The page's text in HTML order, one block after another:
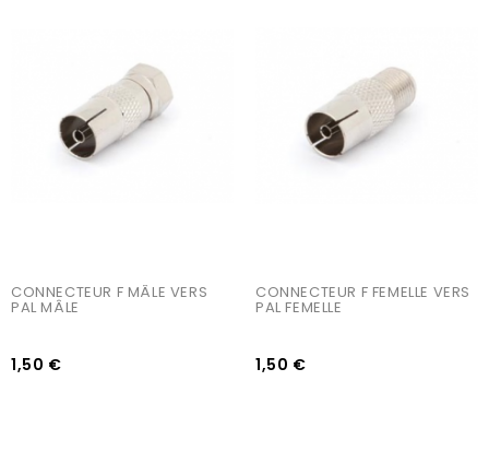
CONNECTEUR F MÂLE VERS
PAL MÂLE
1,50 €
CONNECTEUR F FEMELLE VERS
PAL FEMELLE
1,50 €